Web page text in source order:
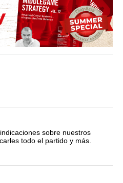
sobre nuestros
todo el partido y más.